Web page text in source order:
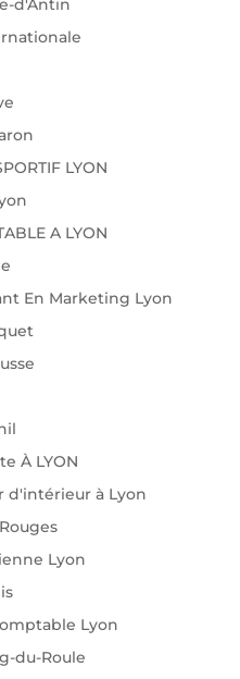
d'Antin
LYON
A LYON
En Marketing Lyon
À LYON
d'intérieur à Lyon
Lyon
Lyon
du-Roule